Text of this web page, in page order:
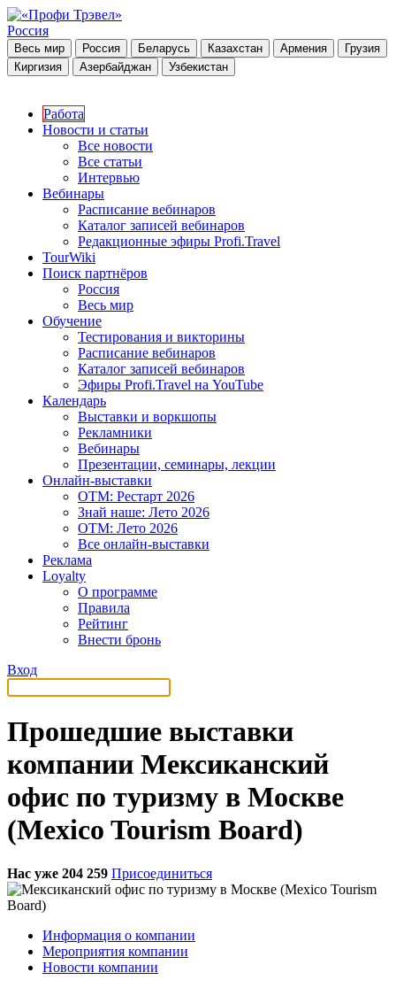
Россия
Весь мир Россия Беларусь Казахстан Армения
Грузия
Киргизия
Азербайджан Узбекистан
Работа
Новости и статьи
Все новости
Все статьи
Интервью
Вебинары
Расписание вебинаров
Каталог записей вебинаров
Редакционные эфиры Profi.Travel
TourWiki
Поиск партнёров
Россия
Весь мир
Обучение
Тестирования и викторины
Расписание вебинаров
Каталог записей вебинаров
Эфиры Profi.Travel на YouTube
Календарь
Выставки и воркшопы
Рекламники
Вебинары
Презентации, семинары, лекции
Онлайн-выставки
OTM: Рестарт 2026
Знай наше: Лето 2026
OTM: Лето 2026
Все онлайн-выставки
Реклама
Loyalty
О программе
Правила
Рейтинг
Внести бронь
Вход
Прошедшие выставки
компании Мексиканский
офис по туризму в Москве
(Mexico Tourism Board)
Нас уже 204 259 Присоединиться
Информация о компании
Мероприятия компании
Новости компании